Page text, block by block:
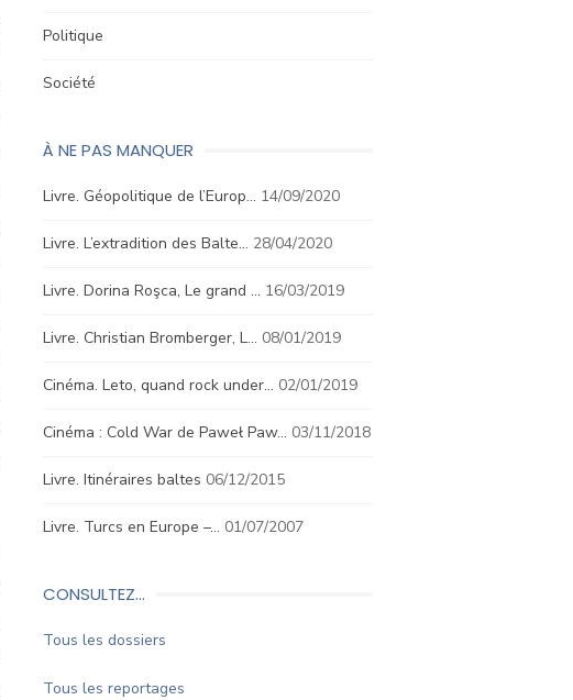
Politique
Société
À NE PAS MANQUER
Livre. Géopolitique de l’Europ… 14/09/2020
Livre. L’extradition des Balte… 28/04/2020
Livre. Dorina Roşca, Le grand … 16/03/2019
Livre. Christian Bromberger, L… 08/01/2019
Cinéma. Leto, quand rock under… 02/01/2019
Cinéma : Cold War de Paweł Paw… 03/11/2018
Livre. Itinéraires baltes 06/12/2015
Livre. Turcs en Europe –… 01/07/2007
CONSULTEZ…
Tous les dossiers
Tous les reportages